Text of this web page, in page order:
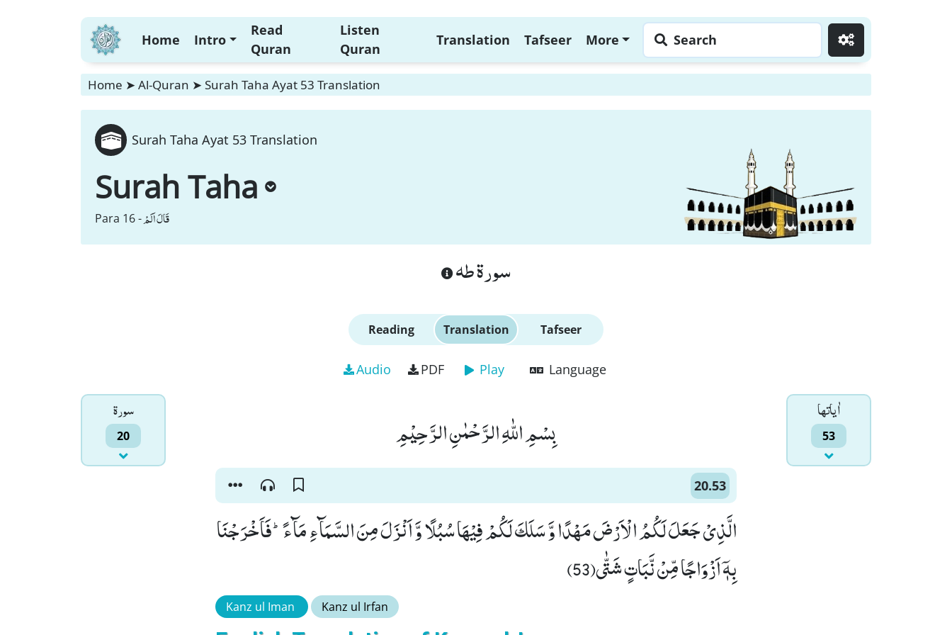
Home Intro
Read
Quran
Listen
Quran
Translation Tafseer More Search
Home ➤ Al-Quran ➤ Surah Taha Ayat 53 Translation
Surah Taha Ayat 53 Translation
Surah Taha
Para 16 -قَالَ اَلَمْ
سورة طه
Reading Translation Tafseer
Audio PDF Play Language
سورۃ
20
اٰياتها
53 بِسْمِ اللّٰهِ الرَّحْمٰنِ الرَّحِیْمِ
20.53
الَّذِیْ جَعَلَ لَكُمُ الْاَرْضَ مَهْدًا وَّ سَلَكَ لَكُمْ فِیْهَا سُبُلًا وَّ اَنْزَلَ مِنَ السَّمَآءِ مَآءًؕ-فَاَخْرَجْنَا
بِهٖۤ اَزْوَاجًا مِّنْ نَّبَاتٍ شَتّٰى(53)
Kanz ul Iman Kanz ul Irfan